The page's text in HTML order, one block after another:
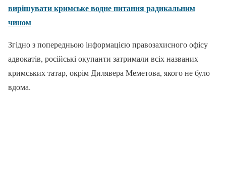
вирішувати кримське водне питання радикальним
чином
Згідно з попередньою інформацією правозахисного офісу
адвокатів, російські окупанти затримали всіх названих
кримських татар, окрім Дилявера Меметова, якого не було
вдома.